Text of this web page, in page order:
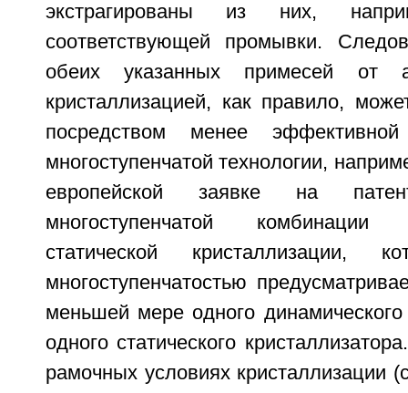
экстрагированы из них,
соответствующей промывки.
обеих указанных примесей от
кристаллизацией, как правило,
посредством менее
многоступенчатой технологии,
европейской заявке на
многоступенчатой
статической кристаллизации,
многоступенчатостью
меньшей мере одного
одного статического
рамочных условиях кристаллизации